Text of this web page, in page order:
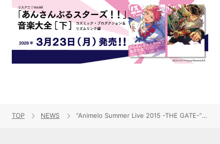
TOP NEWS “Animelo Summer Live 2015 -THE GATE-”アーティスト追加発表！8月28日はいとうかなこ、8月29日は南條愛乃、8月30日にはMitsuru Matsuoka EARNEST DRIVE が出演決定!!